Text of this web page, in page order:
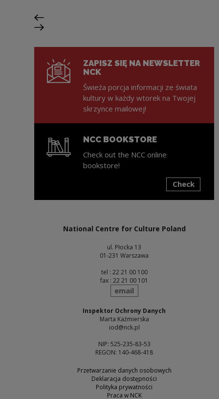
Previous slide
Next slide
ZAPISZ SIĘ NA NEWSLETTER
NCK
Świeża porcja informacji ze świata
kultury w każdy wtorek na Twojej
skrzynce mailowej!
NCC BOOKSTORE
Check out the NCC online
bookstore!
Check
National Centre for Culture Poland
ul. Płocka 13
01-231 Warszawa
tel : 22 21 00 100
fax : 22 21 00 101
send
email
Inspektor Ochrony Danych
Marta Kaźmierska
iod@nck.pl
NIP: 525-235-83-53
REGON: 140-468-418
Przetwarzanie danych osobowych
Deklaracja dostępności
Polityka prywatności
Praca w NCK